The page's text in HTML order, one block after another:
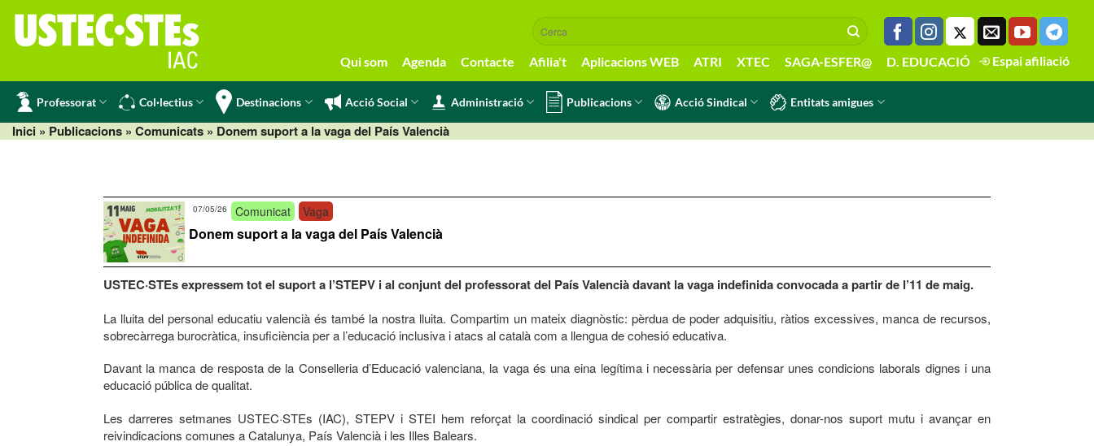
content
Qui som Agenda Contacte Afilia't Aplicacions WEB ATRI XTEC SAGA-ESFER@ D. EDUCACIÓ Espai afiliació
Professorat Col·lectius Destinacions Acció Social Administració Publicacions Acció Sindical Entitats amigues
Inici » Publicacions » Comunicats » Donem suport a la vaga del País Valencià
Comunicat Vaga
07/05/26
Donem suport a la vaga del País Valencià
USTEC·STEs expressem tot el suport a l’STEPV i al conjunt del professorat del País Valencià davant la vaga indefinida convocada a partir de l’11 de maig.
La lluita del personal educatiu valencià és també la nostra lluita. Compartim un mateix diagnòstic: pèrdua de poder adquisitiu, ràtios excessives, manca de recursos,
sobrecàrrega burocràtica, insuficiència per a l’educació inclusiva i atacs al català com a llengua de cohesió educativa.
Davant la manca de resposta de la Conselleria d’Educació valenciana, la vaga és una eina legítima i necessària per defensar unes condicions laborals dignes i una
educació pública de qualitat.
Les darreres setmanes USTEC·STEs (IAC), STEPV i STEI hem reforçat la coordinació sindical per compartir estratègies, donar-nos suport mutu i avançar en
reivindicacions comunes a Catalunya, País Valencià i les Illes Balears.